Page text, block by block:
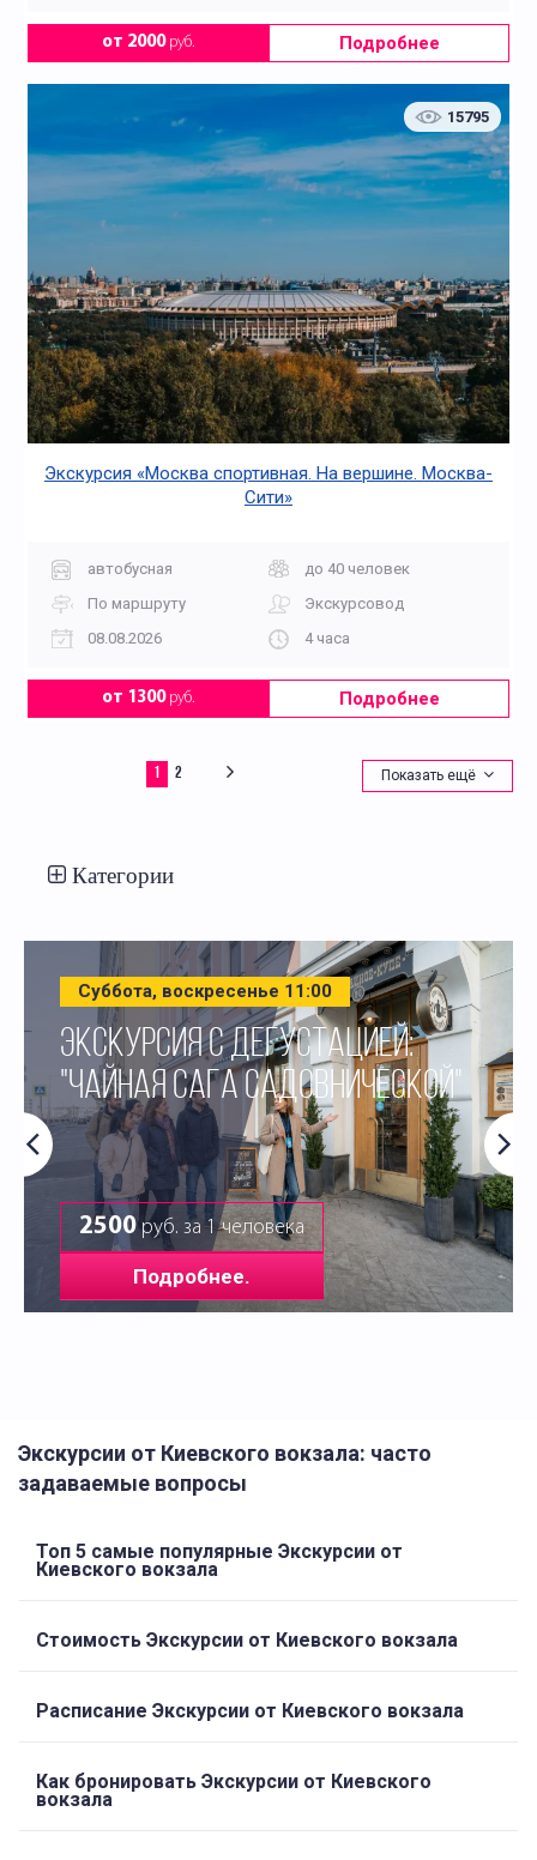
от 2000руб. Подробнее
15795
Экскурсия «Москва спортивная. На вершине. Москва-
Сити»
автобусная
до 40 человек
По маршруту
Экскурсовод
08.08.2026
4 часа
от 1300руб. Подробнее
1 2 Показать ещё
Категории
Суббота, воскресенье 11:00
ЭКСКУРСИЯ С ДЕГУСТАЦИЕЙ:
"ЧАЙНАЯ САГА САДОВНИЧЕСКОЙ"
2500руб. за 1 человека
Подробнее.
Экскурсии от Киевского вокзала: часто
задаваемые вопросы
Топ 5 самые популярные Экскурсии от
Киевского вокзала
Стоимость Экскурсии от Киевского вокзала
Расписание Экскурсии от Киевского вокзала
Как бронировать Экскурсии от Киевского
вокзала